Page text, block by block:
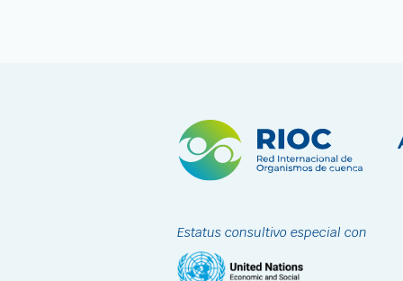
Estatus consultivo especial con